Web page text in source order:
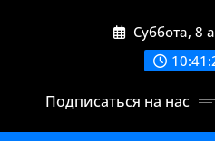
Суббота, 8
Подписаться на нас